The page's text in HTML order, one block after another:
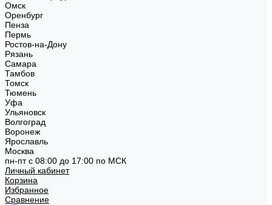
Омск
Оренбург
Пенза
Пермь
Ростов-на-Дону
Рязань
Самара
Тамбов
Томск
Тюмень
Уфа
Ульяновск
Волгоград
Воронеж
Ярославль
Москва
пн-пт с 08:00 до 17:00 по МСК
Личный кабинет
Корзина
Избранное
Сравнение